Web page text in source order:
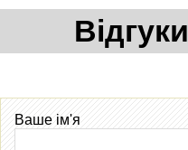
Відгуки
Ваше ім'я